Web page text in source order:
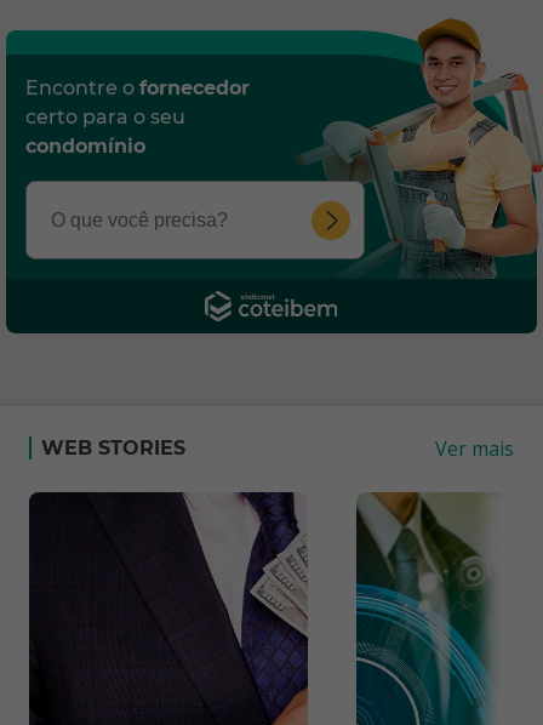
Encontre o fornecedor
certo para o seu
condomínio
WEB STORIES Ver mais